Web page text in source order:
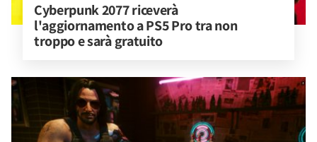
Cyberpunk 2077 riceverà
l'aggiornamento a PS5 Pro tra non
troppo e sarà gratuito